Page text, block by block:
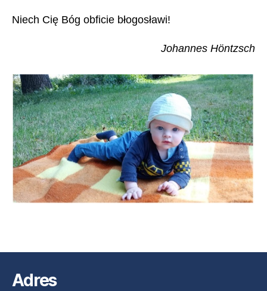
Niech Cię Bóg obficie błogosławi!
Johannes Höntzsch
Adres